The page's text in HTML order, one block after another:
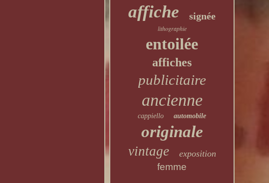
affiche signée
lithographie
entoilée
affiches
publicitaire
ancienne
cappiello automobile
originale
vintage exposition
femme